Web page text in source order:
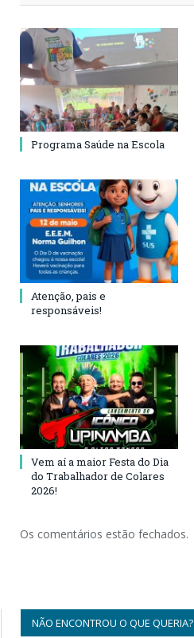
Programa Saúde na Escola
Atenção, pais e
responsáveis!
Vem aí a maior Festa do Dia
do Trabalhador de Colares
2026!
Os comentários estão fechados.
NÃO ENCONTROU O QUE QUERIA?